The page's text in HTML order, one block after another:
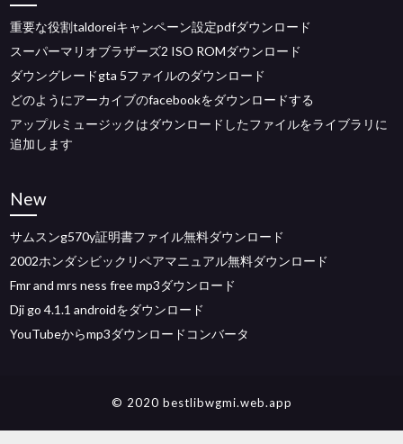
重要な役割taldoreiキャンペーン設定pdfダウンロード
スーパーマリオブラザーズ2 ISO ROMダウンロード
ダウングレードgta 5ファイルのダウンロード
どのようにアーカイブのfacebookをダウンロードする
アップルミュージックはダウンロードしたファイルをライブラリに
追加します
New
サムスンg570y証明書ファイル無料ダウンロード
2002ホンダシビックリペアマニュアル無料ダウンロード
Fmr and mrs ness free mp3ダウンロード
Dji go 4.1.1 androidをダウンロード
YouTubeからmp3ダウンロードコンバータ
© 2020 bestlibwgmi.web.app